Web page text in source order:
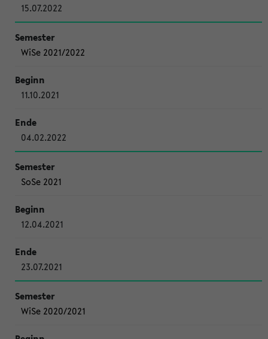
15.07.2022
WiSe 2021/2022
11.10.2021
04.02.2022
SoSe 2021
12.04.2021
23.07.2021
WiSe 2020/2021